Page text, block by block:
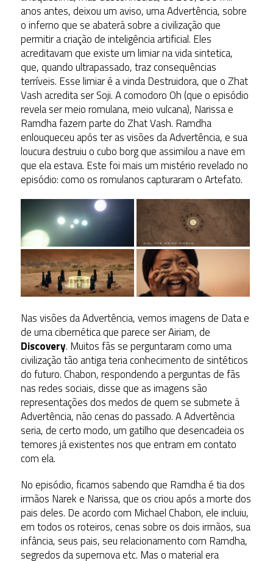
anos antes, deixou um aviso, uma Advertência, sobre
o inferno que se abaterá sobre a civilização que
permitir a criação de inteligência artificial. Eles
acreditavam que existe um limiar na vida sintetica,
que, quando ultrapassado, traz consequências
terríveis. Esse limiar é a vinda Destruidora, que o Zhat
Vash acredita ser Soji. A comodoro Oh (que o episódio
revela ser meio romulana, meio vulcana), Narissa e
Ramdha fazem parte do Zhat Vash. Ramdha
enlouqueceu após ter as visões da Advertência, e sua
loucura destruiu o cubo borg que assimilou a nave em
que ela estava. Este foi mais um mistério revelado no
episódio: como os romulanos capturaram o Artefato.
Nas visões da Advertência, vemos imagens de Data e
de uma cibernética que parece ser Airiam, de
Discovery. Muitos fãs se perguntaram como uma
civilização tão antiga teria conhecimento de sintéticos
do futuro. Chabon, respondendo a perguntas de fãs
nas redes sociais, disse que as imagens são
representações dos medos de quem se submete à
Advertência, não cenas do passado. A Advertência
seria, de certo modo, um gatilho que desencadeia os
temores já existentes nos que entram em contato
com ela.
No episódio, ficamos sabendo que Ramdha é tia dos
irmãos Narek e Narissa, que os criou após a morte dos
pais deles. De acordo com Michael Chabon, ele incluiu,
em todos os roteiros, cenas sobre os dois irmãos, sua
infância, seus pais, seu relacionamento com Ramdha,
segredos da supernova etc. Mas o material era